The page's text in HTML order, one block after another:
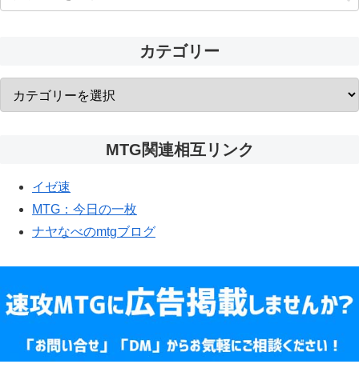
カテゴリー
MTG関連相互リンク
イゼ速
MTG：今日の一枚
ナヤなべのmtgブログ